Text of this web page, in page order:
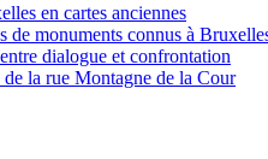
en cartes anciennes
de monuments connus à
dialogue et confrontation
la rue Montagne de la Cour